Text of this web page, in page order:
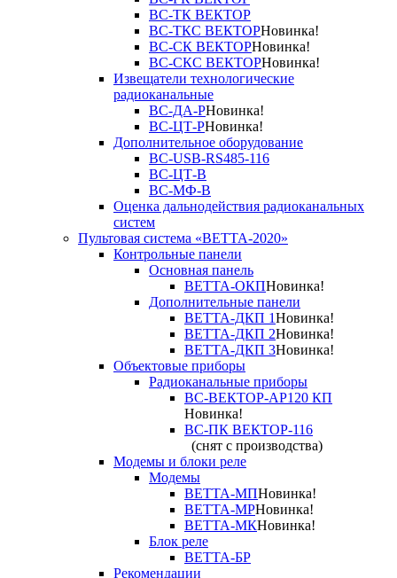
ВС-ТК ВЕКТОР
ВС-ТКС ВЕКТОРНовинка!
ВС-СК ВЕКТОРНовинка!
ВС-СКС ВЕКТОРНовинка!
Извещатели технологические
радиоканальные
ВС-ДА-РНовинка!
ВС-ЦТ-РНовинка!
Дополнительное оборудование
ВС-USB-RS485-116
ВС-ЦТ-В
ВС-МФ-В
Оценка дальнодействия радиоканальных
систем
Пультовая система «ВЕТТА-2020»
Контрольные панели
Основная панель
ВЕТТА-ОКПНовинка!
Дополнительные панели
ВЕТТА-ДКП 1Новинка!
ВЕТТА-ДКП 2Новинка!
ВЕТТА-ДКП 3Новинка!
Объектовые приборы
Радиоканальные приборы
ВС-ВЕКТОР-АР120 КП
Новинка!
ВС-ПК ВЕКТОР-116
(снят с производства)
Модемы и блоки реле
Модемы
ВЕТТА-МПНовинка!
ВЕТТА-МРНовинка!
ВЕТТА-МКНовинка!
Блок реле
ВЕТТА-БР
Рекомендации